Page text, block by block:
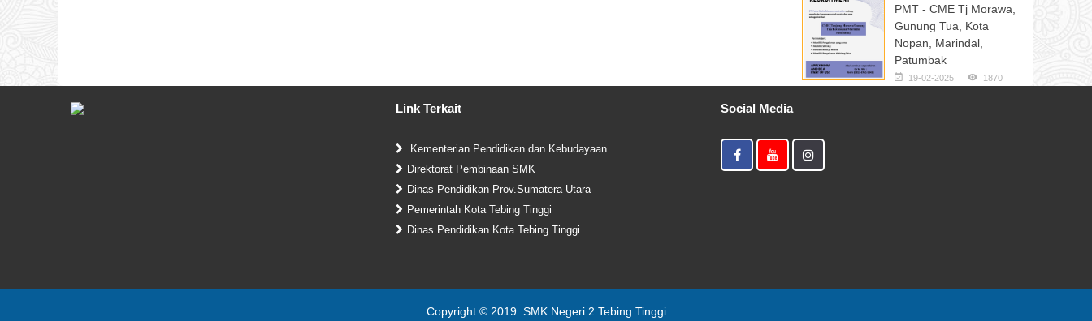
PMT - CME Tj Morawa,
Gunung Tua, Kota
Nopan, Marindal,
Patumbak
19-02-2025 1870
Link Terkait
Kementerian Pendidikan dan Kebudayaan
Direktorat Pembinaan SMK
Dinas Pendidikan Prov.Sumatera Utara
Pemerintah Kota Tebing Tinggi
Dinas Pendidikan Kota Tebing Tinggi
Social Media
Copyright © 2019. SMK Negeri 2 Tebing Tinggi